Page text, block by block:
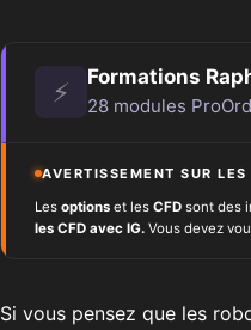
⚡
Formations
28 modules
AVERTISSEMENT SUR LES
Les options et les CFD sont des
les CFD avec IG. Vous devez
Si vous pensez que les